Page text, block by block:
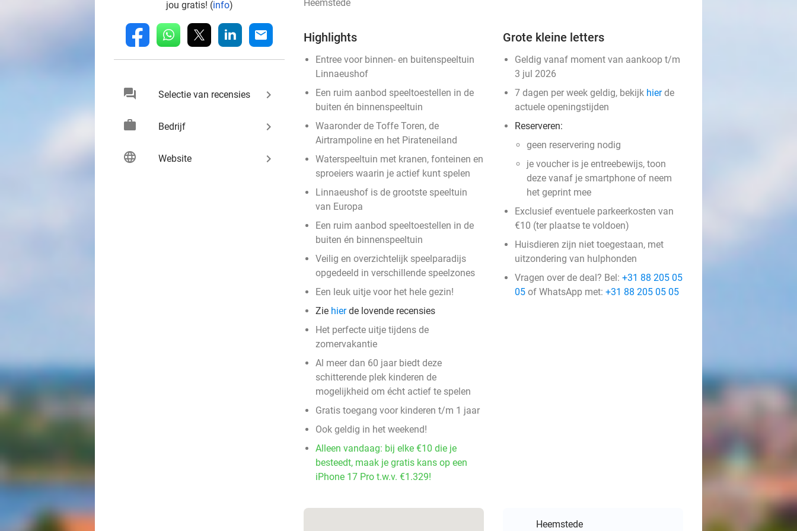
jou gratis! (info)
fb whatsapp linkedin mail
chat Selectie van recensies keyboard_arrow_right
work Bedrijf keyboard_arrow_right
language Website keyboard_arrow_right
Heemstede
Highlights
Entree voor binnen- en buitenspeeltuin
Linnaeushof
Een ruim aanbod speeltoestellen in de
buiten én binnenspeeltuin
Waaronder de Toffe Toren, de
Airtrampoline en het Pirateneiland
Waterspeeltuin met kranen, fonteinen en
sproeiers waarin je actief kunt spelen
Linnaeushof is de grootste speeltuin
van Europa
Een ruim aanbod speeltoestellen in de
buiten én binnenspeeltuin
Veilig en overzichtelijk speelparadijs
opgedeeld in verschillende speelzones
Een leuk uitje voor het hele gezin!
Zie hierde lovende recensies
Het perfecte uitje tijdens de
zomervakantie
Al meer dan 60 jaar biedt deze
schitterende plek kinderen de
mogelijkheid om écht actief te spelen
Gratis toegang voor kinderen t/m 1 jaar
Ook geldig in het weekend!
Alleen vandaag: bij elke €10 die je
besteedt, maak je gratis kans op een
iPhone 17 Pro t.w.v. €1.329!
Grote kleine letters
Geldig vanaf moment van aankoop t/m
3 jul 2026
7 dagen per week geldig, bekijk hierde
actuele openingstijden
Reserveren:
geen reservering nodig
je voucher is je entreebewijs, toon
deze vanaf je smartphone of neem
het geprint mee
Exclusief eventuele parkeerkosten van
€10 (ter plaatse te voldoen)
Huisdieren zijn niet toegestaan, met
uitzondering van hulphonden
Vragen over de deal? Bel: +31 88 205 05
05 of WhatsApp met: +31 88 205 05 05
Heemstede